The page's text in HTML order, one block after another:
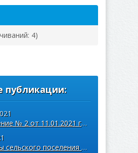
4)
публикации:
Постановление № 2 от 11.01.2021 года
Отчет Главы сельского поселения Арзамасцевка об итогах